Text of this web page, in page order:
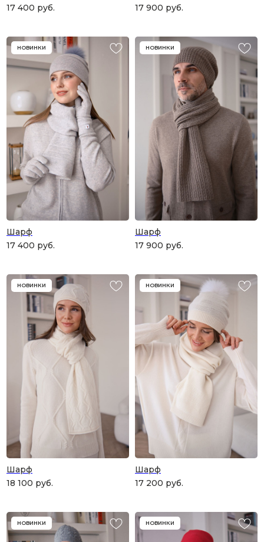
17 400 руб.
17 900 руб.
НОВИНКИ
Шарф
17 400 руб.
НОВИНКИ
Шарф
17 900 руб.
НОВИНКИ
Шарф
18 100 руб.
НОВИНКИ
Шарф
17 200 руб.
НОВИНКИ НОВИНКИ
ПОДАРОЧНАЯ КАРТА
Что может быть лучше подарка,
сделанного с любовью, теплом
и рассчитанного на долгие годы?